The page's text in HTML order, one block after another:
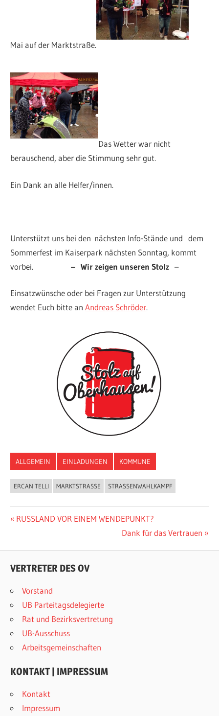
Mai auf der Marktstraße.
Das Wetter war nicht
berauschend, aber die Stimmung sehr gut.
Ein Dank an alle Helfer/innen.
Unterstützt uns bei den nächsten Info-Stände und dem
Sommerfest im Kaiserpark nächsten Sonntag, kommt
vorbei.– Wir zeigen unseren Stolz –
Einsatzwünsche oder bei Fragen zur Unterstützung
wendet Euch bitte anAndreas Schröder.
ALLGEMEIN EINLADUNGEN KOMMUNE
ERCAN TELLI MARKTSTRASSE STRASSENWAHLKAMPF
Beitragsnavigation
Vorheriger
RUSSLAND VOR EINEM WENDEPUNKT?
Nächster
Dank für das Vertrauen
VERTRETER DES OV
Vorstand
UB Parteitagsdelegierte
Rat und Bezirksvertretung
UB-Ausschuss
Arbeitsgemeinschaften
KONTAKT | IMPRESSUM
Kontakt
Impressum